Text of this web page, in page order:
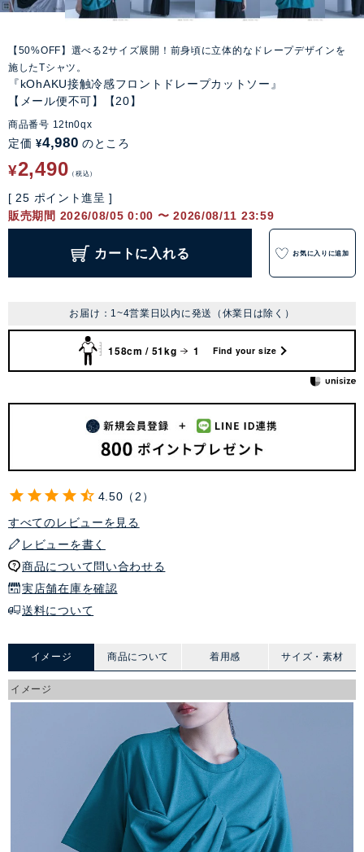
【50%OFF】選べる2サイズ展開！前身頃に立体的なドレープデザインを
施したTシャツ。
『kOhAKU接触冷感フロントドレープカットソー』
【メール便不可】【20】
商品番号 12tn0qx
定価 ¥4,980 のところ
¥2,490 税込
[ 25 ポイント進呈 ]
販売期間 2026/08/05 0:00 〜 2026/08/11 23:59
カートに入れる お気に入りに追加
お届け：1~4営業日以内に発送（休業日は除く）
158cm / 51kg 1 Find your size
4.50
2
すべてのレビューを見る
レビューを書く
商品について問い合わせる
実店舗在庫を確認
送料について
イメージ 商品について 着用感 サイズ・素材
イメージ